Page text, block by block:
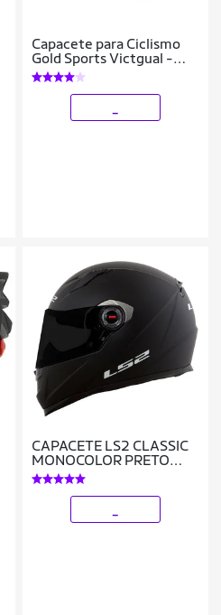
Capacete para Ciclismo
Gold Sports Victgual -
Ultra Leve
Cor:;Gênero:Unissex
CAPACETE LS2 CLASSIC
MONOCOLOR PRETO
FOSCO